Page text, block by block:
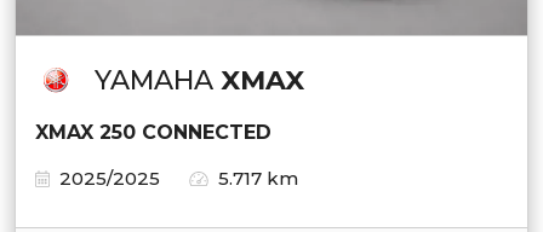
YAMAHA XMAX
XMAX 250 CONNECTED
2025/2025
5.717 km